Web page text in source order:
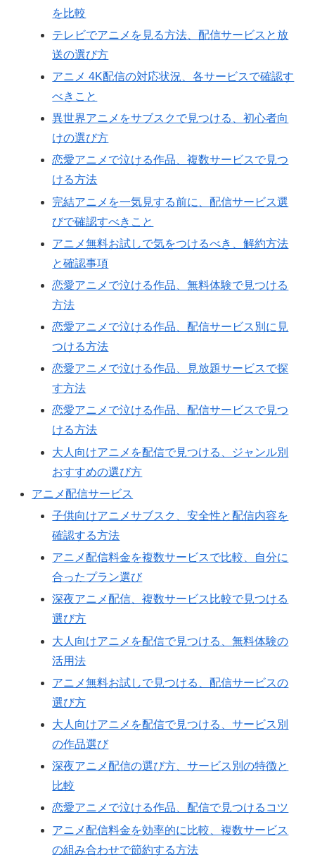
を比較
テレビでアニメを見る方法、配信サービスと放
送の選び方
アニメ 4K配信の対応状況、各サービスで確認す
べきこと
異世界アニメをサブスクで見つける、初心者向
けの選び方
恋愛アニメで泣ける作品、複数サービスで見つ
ける方法
完結アニメを一気見する前に、配信サービス選
びで確認すべきこと
アニメ無料お試しで気をつけるべき、解約方法
と確認事項
恋愛アニメで泣ける作品、無料体験で見つける
方法
恋愛アニメで泣ける作品、配信サービス別に見
つける方法
恋愛アニメで泣ける作品、見放題サービスで探
す方法
恋愛アニメで泣ける作品、配信サービスで見つ
ける方法
大人向けアニメを配信で見つける、ジャンル別
おすすめの選び方
アニメ配信サービス
子供向けアニメサブスク、安全性と配信内容を
確認する方法
アニメ配信料金を複数サービスで比較、自分に
合ったプラン選び
深夜アニメ配信、複数サービス比較で見つける
選び方
大人向けアニメを配信で見つける、無料体験の
活用法
アニメ無料お試しで見つける、配信サービスの
選び方
大人向けアニメを配信で見つける、サービス別
の作品選び
深夜アニメ配信の選び方、サービス別の特徴と
比較
恋愛アニメで泣ける作品、配信で見つけるコツ
アニメ配信料金を効率的に比較、複数サービス
の組み合わせで節約する方法